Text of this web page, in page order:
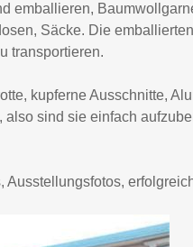
emballieren,
Säcke. Die
transportieren.
kupferne Ausschnitte,
sind sie einfach